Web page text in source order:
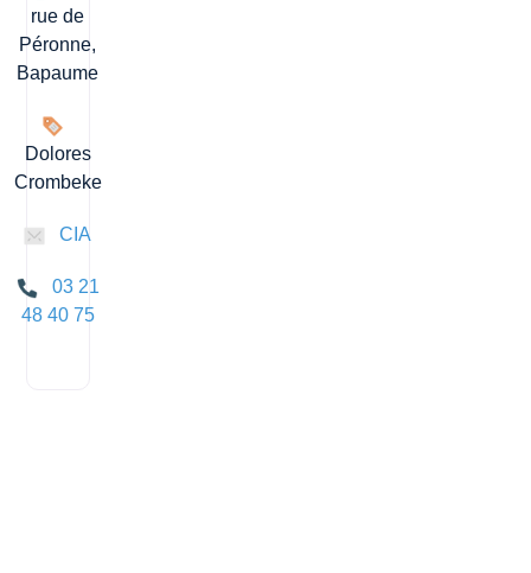
rue de
Péronne,
Bapaume
Dolores
Crombeke
CIA
03 21
48 40 75